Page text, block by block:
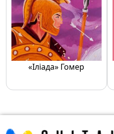
«Іліада» Гомер